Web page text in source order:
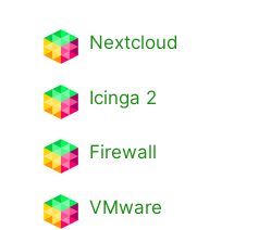
Nextcloud
Icinga 2
Firewall
VMware